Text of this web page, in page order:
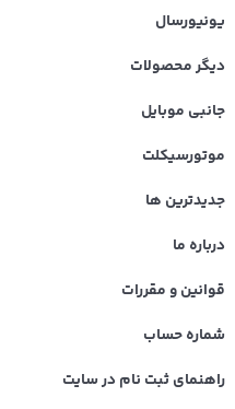
یونیورسال
دیگر محصولات
جانبی موبایل
موتورسیکلت
جدیدترین ها
درباره ما
قوانین و مقررات
شماره حساب
راهنمای ثبت نام در سایت